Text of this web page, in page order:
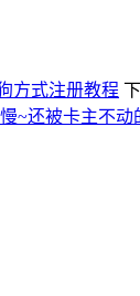
方式注册教程
~还被卡主不动